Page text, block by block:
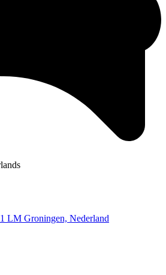
LM Groningen, Nederland